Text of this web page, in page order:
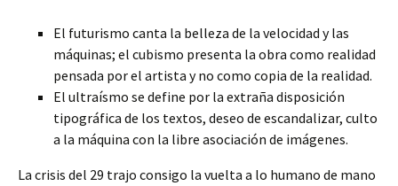
El futurismo canta la belleza de la velocidad y las
máquinas; el cubismo presenta la obra como realidad
pensada por el artista y no como copia de la realidad.
El ultraísmo se define por la extraña disposición
tipográfica de los textos, deseo de escandalizar, culto
a la máquina con la libre asociación de imágenes.
La crisis del 29 trajo consigo la vuelta a lo humano de mano